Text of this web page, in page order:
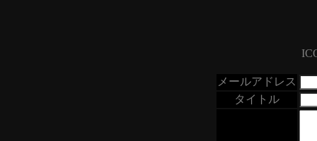
メールアドレス
タイトル